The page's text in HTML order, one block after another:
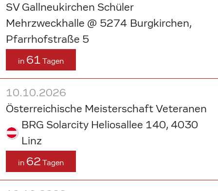
SV Gallneukirchen Schüler
Mehrzweckhalle @ 5274 Burgkirchen,
Pfarrhofstraße 5
in 61 Tagen
10.10.2026
Österreichische Meisterschaft Veteranen
BRG Solarcity Heliosallee 140, 4030
Linz
in 62 Tagen